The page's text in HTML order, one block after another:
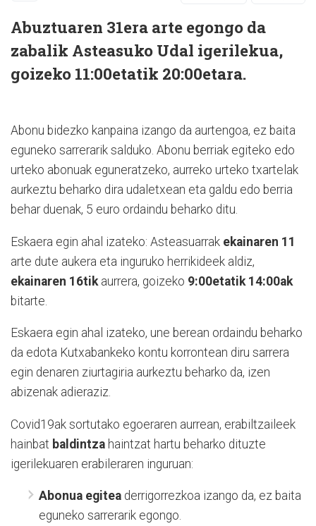
Abuztuaren 31era arte egongo da
zabalik Asteasuko Udal igerilekua,
goizeko 11:00etatik 20:00etara.
Abonu bidezko kanpaina izango da aurtengoa, ez baita
eguneko sarrerarik salduko. Abonu berriak egiteko edo
urteko abonuak eguneratzeko, aurreko urteko txartelak
aurkeztu beharko dira udaletxean eta galdu edo berria
behar duenak, 5 euro ordaindu beharko ditu.
Eskaera egin ahal izateko: Asteasuarrak ekainaren 11
arte dute aukera eta inguruko herrikideek aldiz,
ekainaren 16tik aurrera, goizeko 9:00etatik 14:00ak
bitarte.
Eskaera egin ahal izateko, une berean ordaindu beharko
da edota Kutxabankeko kontu korrontean diru sarrera
egin denaren ziurtagiria aurkeztu beharko da, izen
abizenak adieraziz.
Covid19ak sortutako egoeraren aurrean, erabiltzaileek
hainbat baldintza haintzat hartu beharko dituzte
igerilekuaren erabileraren inguruan:
Abonua egitea derrigorrezkoa izango da, ez baita
eguneko sarrerarik egongo.